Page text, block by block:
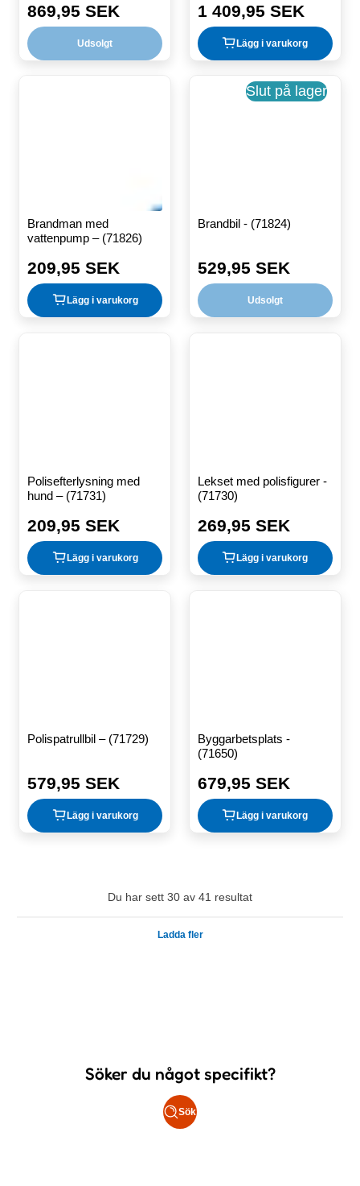
Ordinarie
pris
869,95 SEK
Udsolgt
Ordinarie
pris
1 409,95 SEK
Lägg i varukorg
Brandman med
vattenpump – (71826)
Ordinarie
pris
209,95 SEK
Lägg i varukorg
Slut på lager
Brandbil - (71824)
Ordinarie
pris
529,95 SEK
Udsolgt
Polisefterlysning med
hund – (71731)
Ordinarie
pris
209,95 SEK
Lägg i varukorg
Lekset med polisfigurer -
(71730)
Ordinarie
pris
269,95 SEK
Lägg i varukorg
Polispatrullbil – (71729)
Ordinarie
pris
579,95 SEK
Lägg i varukorg
Byggarbetsplats -
(71650)
Ordinarie
pris
679,95 SEK
Lägg i varukorg
Du har sett 30 av 41 resultat
Ladda fler
Söker du något specifikt?
Sök